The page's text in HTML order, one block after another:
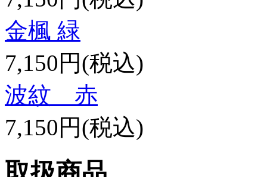
金楓 緑
7,150円(税込)
波紋 赤
7,150円(税込)